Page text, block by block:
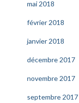
mai 2018
février 2018
janvier 2018
décembre 2017
novembre 2017
septembre 2017